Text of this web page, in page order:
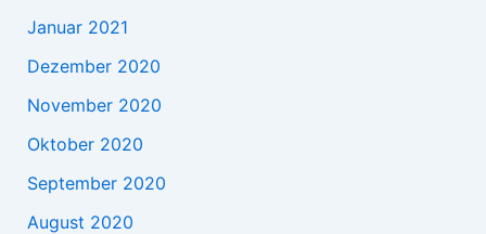
Januar 2021
Dezember 2020
November 2020
Oktober 2020
September 2020
August 2020